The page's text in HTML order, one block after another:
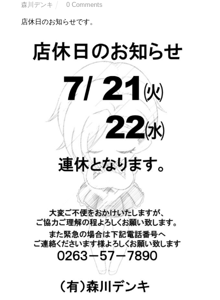
森川デンキ
0 Comments
店休日のお知らせです。